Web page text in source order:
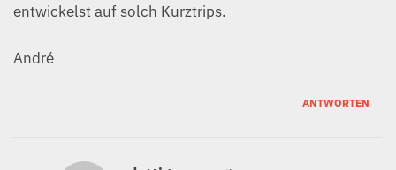
entwickelst auf solch Kurztrips.
André
ANTWORTEN